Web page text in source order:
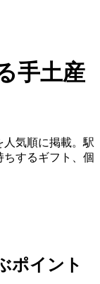
手土産
人気順に掲載。駅
するギフト、個
ポイント